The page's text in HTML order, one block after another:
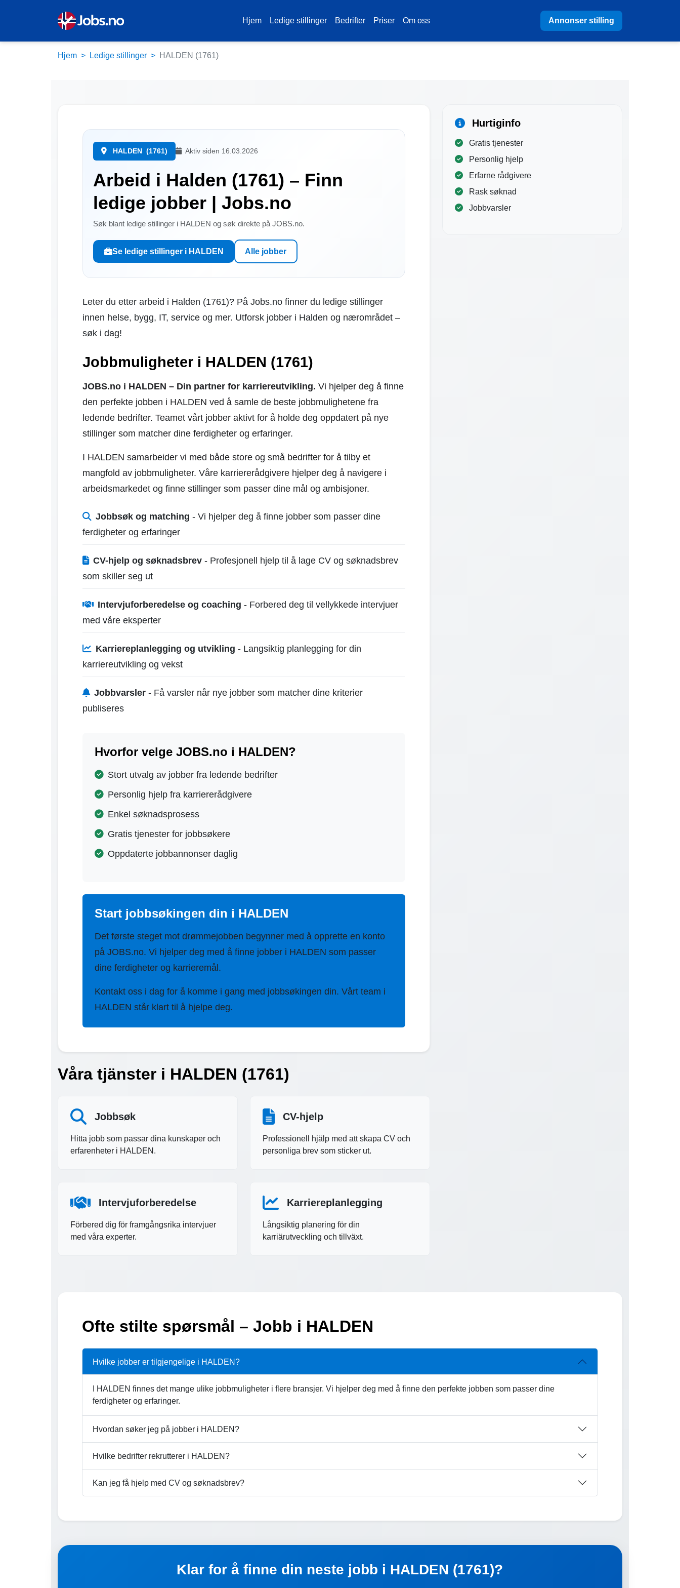
Hjem Ledige stillinger Bedrifter Priser Om oss Annonser stilling
Hjem Ledige stillinger HALDEN (1761)
HALDEN (1761) Aktiv siden 16.03.2026
Arbeid i Halden (1761) – Finn
ledige jobber | Jobs.no
Søk blant ledige stillinger i HALDEN og søk direkte på JOBS.no.
Se ledige stillinger i HALDEN Alle jobber
Leter du etter arbeid i Halden (1761)? På Jobs.no finner du ledige stillinger
innen helse, bygg, IT, service og mer. Utforsk jobber i Halden og nærområdet –
søk i dag!
Jobbmuligheter i HALDEN (1761)
JOBS.no i HALDEN – Din partner for karriereutvikling. Vi hjelper deg å finne
den perfekte jobben i HALDEN ved å samle de beste jobbmulighetene fra
ledende bedrifter. Teamet vårt jobber aktivt for å holde deg oppdatert på nye
stillinger som matcher dine ferdigheter og erfaringer.
I HALDEN samarbeider vi med både store og små bedrifter for å tilby et
mangfold av jobbmuligheter. Våre karriererådgivere hjelper deg å navigere i
arbeidsmarkedet og finne stillinger som passer dine mål og ambisjoner.
Jobbsøk og matching - Vi hjelper deg å finne jobber som passer dine
ferdigheter og erfaringer
CV-hjelp og søknadsbrev- Profesjonell hjelp til å lage CV og søknadsbrev
som skiller seg ut
Intervjuforberedelse og coaching - Forbered deg til vellykkede intervjuer
med våre eksperter
Karriereplanlegging og utvikling - Langsiktig planlegging for din
karriereutvikling og vekst
Jobbvarsler- Få varsler når nye jobber som matcher dine kriterier
publiseres
Hvorfor velge JOBS.no i HALDEN?
Stort utvalg av jobber fra ledende bedrifter
Personlig hjelp fra karriererådgivere
Enkel søknadsprosess
Gratis tjenester for jobbsøkere
Oppdaterte jobbannonser daglig
Start jobbsøkingen din i HALDEN
Det første steget mot drømmejobben begynner med å opprette en konto
på JOBS.no. Vi hjelper deg med å finne jobber i HALDEN som passer
dine ferdigheter og karrieremål.
Kontakt oss i dag for å komme i gang med jobbsøkingen din. Vårt team i
HALDEN står klart til å hjelpe deg.
Våra tjänster i HALDEN (1761)
Jobbsøk
Hitta jobb som passar dina kunskaper och
erfarenheter i HALDEN.
CV-hjelp
Professionell hjälp med att skapa CV och
personliga brev som sticker ut.
Intervjuforberedelse
Förbered dig för framgångsrika intervjuer
med våra experter.
Karriereplanlegging
Långsiktig planering för din
karriärutveckling och tillväxt.
Hurtiginfo
Gratis tjenester
Personlig hjelp
Erfarne rådgivere
Rask søknad
Jobbvarsler
Ofte stilte spørsmål – Jobb i HALDEN
Hvilke jobber er tilgjengelige i HALDEN?
I HALDEN finnes det mange ulike jobbmuligheter i flere bransjer. Vi hjelper deg med å finne den perfekte jobben som passer dine
ferdigheter og erfaringer.
Hvordan søker jeg på jobber i HALDEN?
Hvilke bedrifter rekrutterer i HALDEN?
Kan jeg få hjelp med CV og søknadsbrev?
Klar for å finne din neste jobb i HALDEN (1761)?